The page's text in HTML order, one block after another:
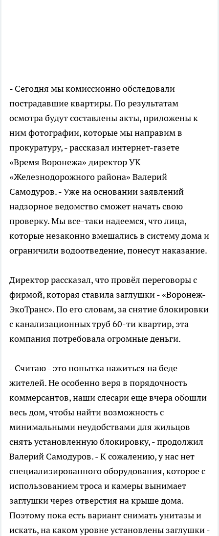
- Сегодня мы комиссионно обследовали
пострадавшие квартиры. По результатам
осмотра будут составлены акты, приложены к
ним фотографии, которые мы направим в
прокуратуру, - рассказал интернет-газете
«Время Воронежа» директор УК
«Железнодорожного района» Валерий
Самодуров. - Уже на основании заявлений
надзорное ведомство сможет начать свою
проверку. Мы все-таки надеемся, что лица,
которые незаконно вмешались в систему дома и
ограничили водоотведение, понесут наказание.
Директор рассказал, что провёл переговоры с
фирмой, которая ставила заглушки - «Воронеж-
ЭкоТранс». По его словам, за снятие блокировки
с канализационных труб 60-ти квартир, эта
компания потребовала огромные деньги.
- Считаю - это попытка нажиться на беде
жителей. Не особенно веря в порядочность
коммерсантов, наши слесари еще вчера обошли
весь дом, чтобы найти возможность с
минимальными неудобствами для жильцов
снять установленную блокировку, - продолжил
Валерий Самодуров. - К сожалению, у нас нет
специализированного оборудования, которое с
использованием троса и камеры вынимает
заглушки через отверстия на крыше дома.
Поэтому пока есть вариант снимать унитазы и
искать, на каком уровне установлены заглушки -